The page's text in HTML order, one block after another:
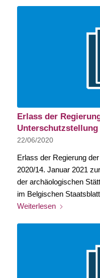
Erlass der
Unterschutzstellung
22/06/2020
Erlass der Regierung
2020/14. Januar 2021
der archäologischen
im Belgischen
Weiterlesen